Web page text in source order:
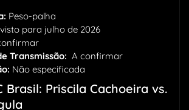
Peso-palha
para julho de 2026
Transmissão: A confirmar
Não especificada
Brasil: Priscila Cachoeira vs.